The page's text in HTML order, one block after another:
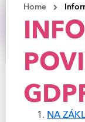
Home
NA